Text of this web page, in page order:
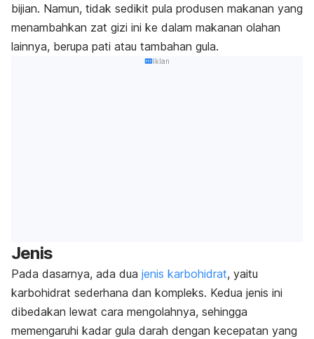
bijian. Namun, tidak sedikit pula produsen makanan yang
menambahkan zat gizi ini ke dalam makanan olahan
lainnya, berupa pati atau tambahan gula.
Iklan
Jenis
Pada dasarnya, ada dua jenis karbohidrat, yaitu
karbohidrat sederhana dan kompleks. Kedua jenis ini
dibedakan lewat cara mengolahnya, sehingga
memengaruhi kadar gula darah dengan kecepatan yang